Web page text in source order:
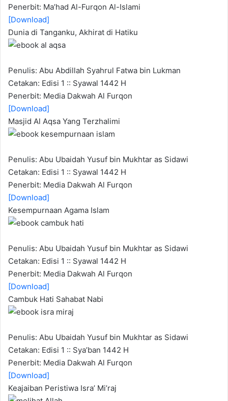
Penerbit: Ma’had Al-Furqon Al-Islami
[Download]
Dunia di Tanganku, Akhirat di Hatiku
Penulis: Abu Abdillah Syahrul Fatwa bin Lukman
Cetakan: Edisi 1 :: Syawal 1442 H
Penerbit: Media Dakwah Al Furqon
[Download]
Masjid Al Aqsa Yang Terzhalimi
Penulis: Abu Ubaidah Yusuf bin Mukhtar as Sidawi
Cetakan: Edisi 1 :: Syawal 1442 H
Penerbit: Media Dakwah Al Furqon
[Download]
Kesempurnaan Agama Islam
Penulis: Abu Ubaidah Yusuf bin Mukhtar as Sidawi
Cetakan: Edisi 1 :: Syawal 1442 H
Penerbit: Media Dakwah Al Furqon
[Download]
Cambuk Hati Sahabat Nabi
Penulis: Abu Ubaidah Yusuf bin Mukhtar as Sidawi
Cetakan: Edisi 1 :: Sya’ban 1442 H
Penerbit: Media Dakwah Al Furqon
[Download]
Keajaiban Peristiwa Isra’ Mi’raj